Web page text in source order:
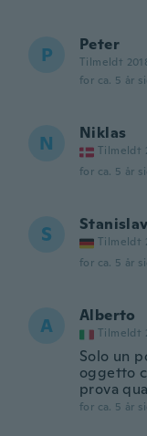
P Peter
Tilmeldt
for ca. 5 år
N Niklas
Tilmeldt
for ca. 5 år
S Stanislav
Tilmeldt
for ca. 5 år
A Alberto
Tilmeldt
Solo un
oggetto
prova
for ca. 5 år